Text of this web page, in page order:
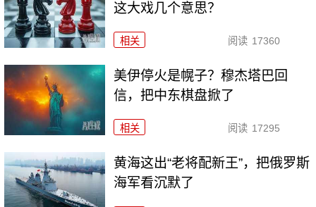
这大戏几个意思？
相关 阅读 17360
美伊停火是幌子？穆杰塔巴回
信，把中东棋盘掀了
相关 阅读 17295
黄海这出“老将配新王”，把俄罗斯
海军看沉默了